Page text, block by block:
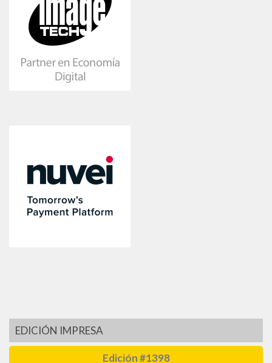
EDICIÓN IMPRESA
Edición #1398